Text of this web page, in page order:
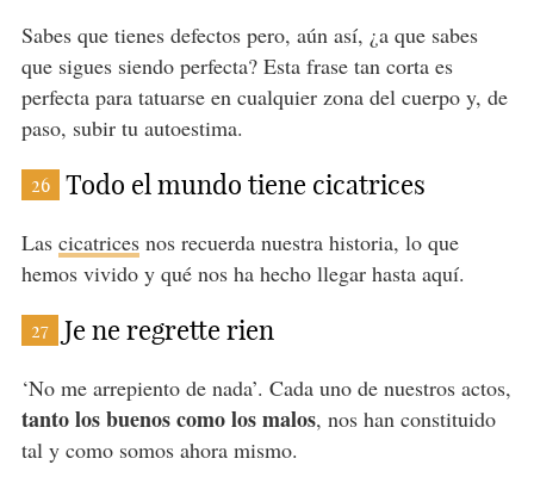
Sabes que tienes defectos pero, aún así, ¿a que sabes
que sigues siendo perfecta? Esta frase tan corta es
perfecta para tatuarse en cualquier zona del cuerpo y, de
paso, subir tu autoestima.
26 Todo el mundo tiene cicatrices
Las cicatricesnos recuerda nuestra historia, lo que
hemos vivido y qué nos ha hecho llegar hasta aquí.
27 Je ne regrette rien
‘No me arrepiento de nada’. Cada uno de nuestros actos,
tanto los buenos como los malos, nos han constituido
tal y como somos ahora mismo.